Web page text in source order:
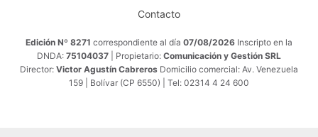
Contacto
Edición Nº 8271 correspondiente al día 07/08/2026 Inscripto en la
DNDA: 75104037 | Propietario: Comunicación y Gestión SRL
Director: Victor Agustín Cabreros Domicilio comercial: Av. Venezuela
159 | Bolívar (CP 6550) | Tel: 02314 4 24 600